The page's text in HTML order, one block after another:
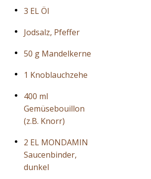
3 EL Öl
Jodsalz, Pfeffer
50 g Mandelkerne
1 Knoblauchzehe
400 ml
Gemüsebouillon
(z.B. Knorr)
2 EL MONDAMIN
Saucenbinder,
dunkel